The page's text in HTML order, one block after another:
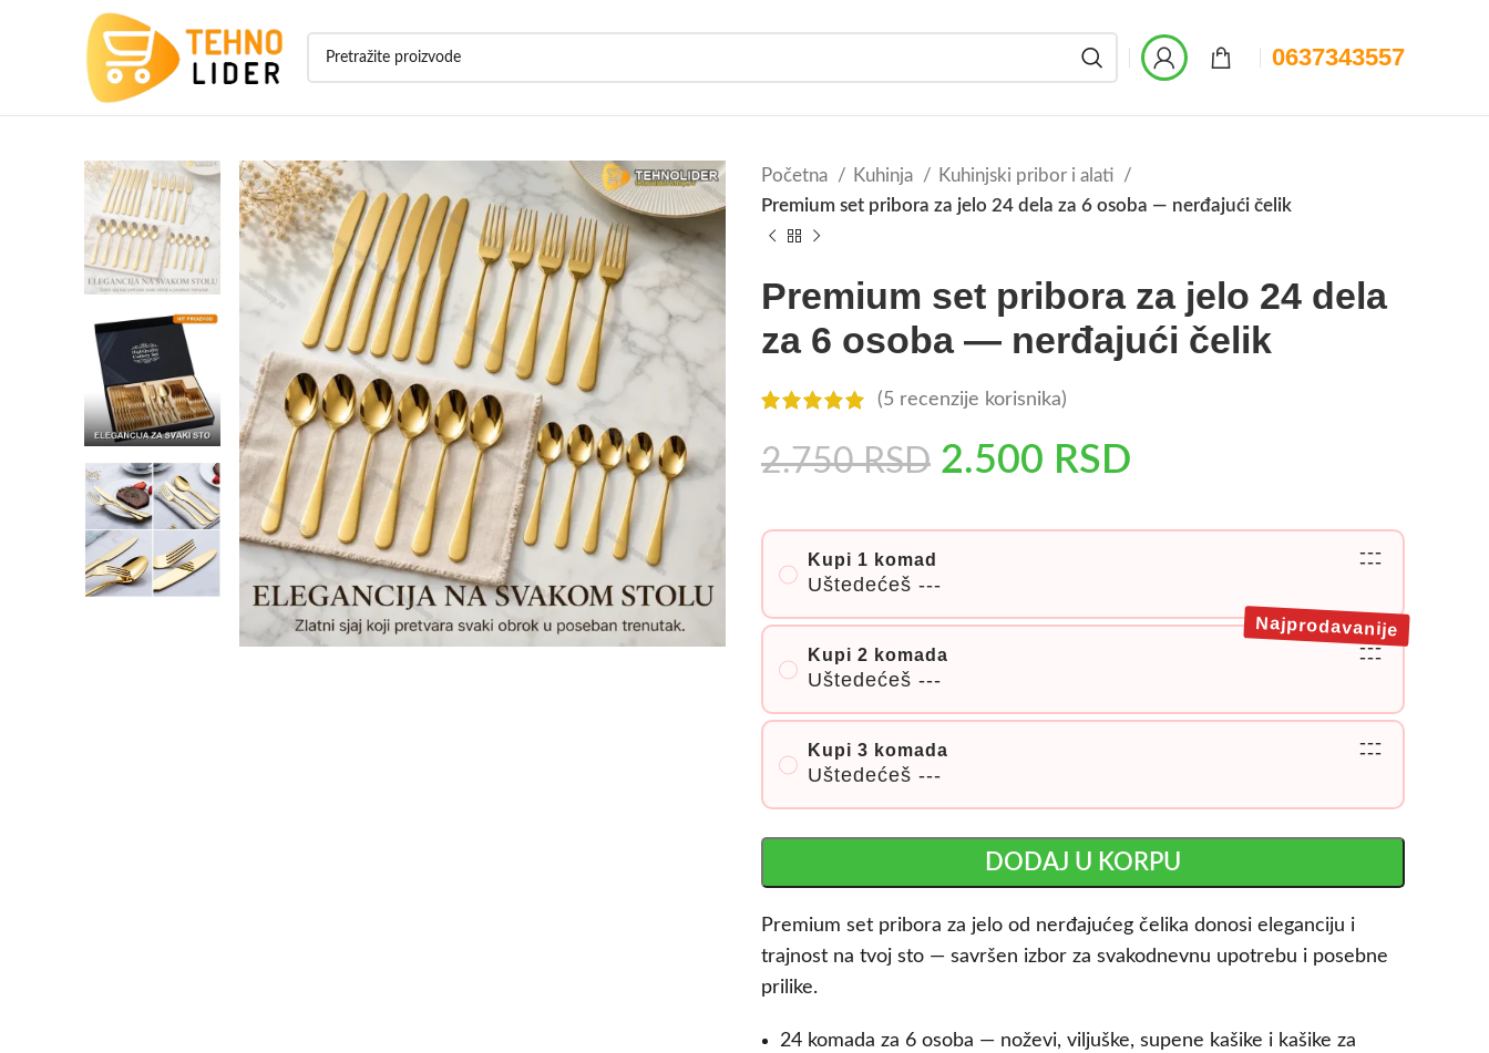
0637343557
Početna Kuhinja
Kuhinjski pribor i alati
Premium set pribora za jelo 24 dela za 6 osoba — nerđajući čelik
Premium set pribora za jelo 24 dela
za 6 osoba — nerđajući čelik
(5 recenzije korisnika)
2.750RSD 2.500 RSD
Kupi 1 komad
Uštedećeš ---
---
---
Kupi 2 komada
Uštedećeš ---
---
---
Najprodavanije
Kupi 3 komada
Uštedećeš ---
---
---
DODAJ U KORPU
Premium set pribora za jelo od nerđajućeg čelika donosi eleganciju i
trajnost na tvoj sto — savršen izbor za svakodnevnu upotrebu i posebne
prilike.
24 komada za 6 osoba — noževi, viljuške, supene kašike i kašike za